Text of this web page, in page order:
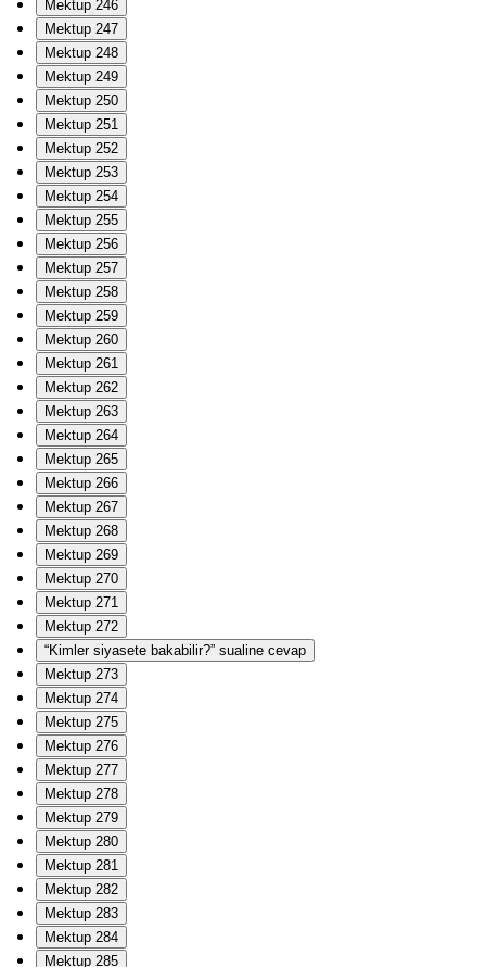
Mektup 246
Mektup 247
Mektup 248
Mektup 249
Mektup 250
Mektup 251
Mektup 252
Mektup 253
Mektup 254
Mektup 255
Mektup 256
Mektup 257
Mektup 258
Mektup 259
Mektup 260
Mektup 261
Mektup 262
Mektup 263
Mektup 264
Mektup 265
Mektup 266
Mektup 267
Mektup 268
Mektup 269
Mektup 270
Mektup 271
Mektup 272
“Kimler siyasete bakabilir?” sualine cevap
Mektup 273
Mektup 274
Mektup 275
Mektup 276
Mektup 277
Mektup 278
Mektup 279
Mektup 280
Mektup 281
Mektup 282
Mektup 283
Mektup 284
Mektup 285